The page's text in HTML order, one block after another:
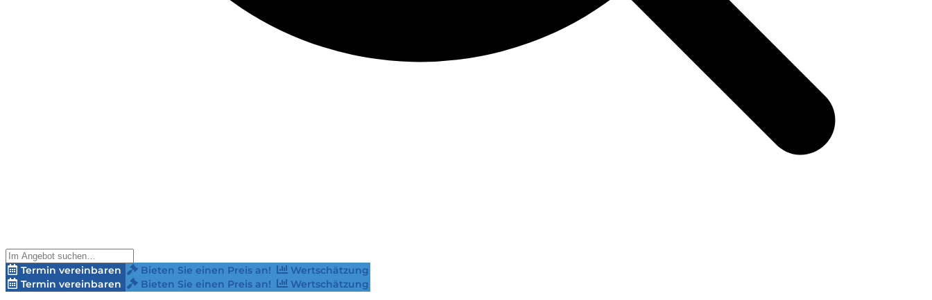
Termin vereinbaren Bieten Sie einen Preis an!
Wertschätzung
Termin vereinbaren
Bieten Sie einen Preis an! Wertschätzung